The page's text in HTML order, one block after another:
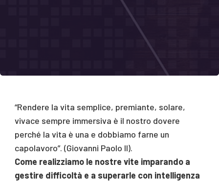
“Rendere la vita semplice, premiante, solare,
vivace sempre immersiva è il nostro dovere
perché la vita è una e dobbiamo farne un
capolavoro”. (Giovanni Paolo II).
Come realizziamo le nostre vite imparando a
gestire difficoltà e a superarle con intelligenza